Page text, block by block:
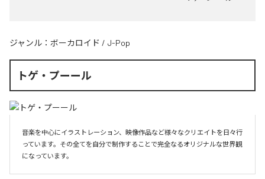
ジャンル： ボーカロイド / J-Pop
トゲ・プーール
音楽を中心にイラストレーション、映像作品など様々なクリエイトを日々行
っています。その全てを自分で制作することで完全なるオリジナルな世界観
になっています。